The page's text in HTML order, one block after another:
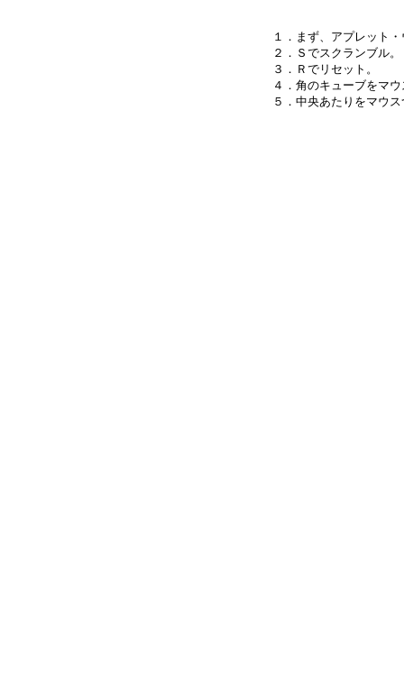
１．まず、アプレット
２．Ｓでスクランブル。
３．Ｒでリセット。
４．角のキューブをマ